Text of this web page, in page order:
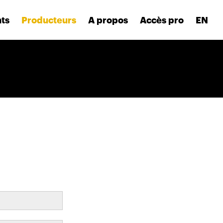
Producteurs A propos Accès pro EN